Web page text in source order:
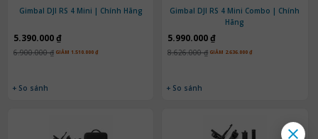
Gimbal DJI RS 4 Mini | Chính Hãng
5.390.000 ₫
6.900.000 ₫ GIẢM 1.510.000 ₫
+ So sánh
Gimbal DJI RS 4 Mini Combo | Chính
Hãng
5.990.000 ₫
8.626.000 ₫ GIẢM 2.636.000 ₫
+ So sánh